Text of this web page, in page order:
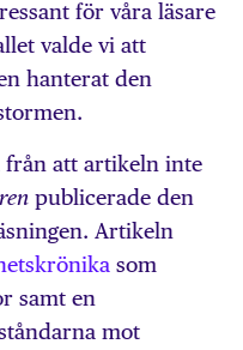
för våra läsare
valde vi att
hanterat den
från att artikeln inte
publicerade den
Artikeln
som
samt en
mot